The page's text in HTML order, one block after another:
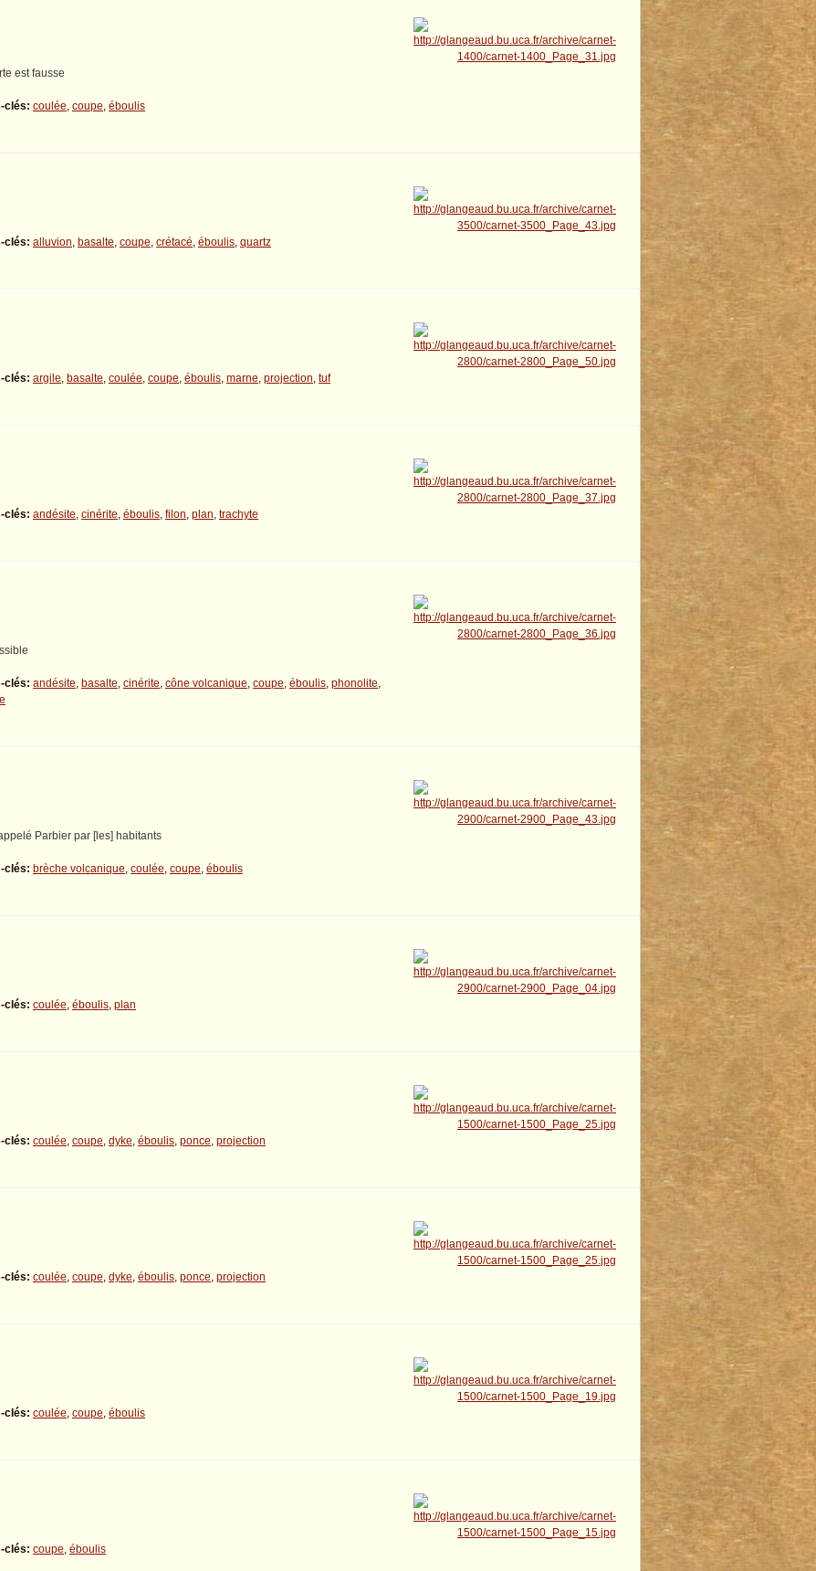
est fausse
clés: coulée, coupe, éboulis
clés: alluvion, basalte, coupe, crétacé, éboulis, quartz
clés: argile, basalte, coulée, coupe, éboulis, marne, projection, tuf
clés: andésite, cinérite, éboulis, filon, plan, trachyte
clés: andésite, basalte, cinérite, cône volcanique, coupe, éboulis, phonolite,
Parbier par [les] habitants
clés: brèche volcanique, coulée, coupe, éboulis
clés: coulée, éboulis, plan
clés: coulée, coupe, dyke, éboulis, ponce, projection
clés: coulée, coupe, dyke, éboulis, ponce, projection
clés: coulée, coupe, éboulis
clés: coupe, éboulis